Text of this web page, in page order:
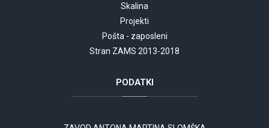
Skalina
Projekti
Pošta - zaposleni
Stran ZAMS 2013-2018
PODATKI